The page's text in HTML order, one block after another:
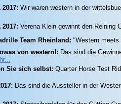
2017: Wir waren western in der
2017: Verena Klein gewinnt den Reining
Team Rheinland: "Western
von western!: Das sind die
Sie sich selbst: Quarter Horse Test
Das sind die Aussteller in der